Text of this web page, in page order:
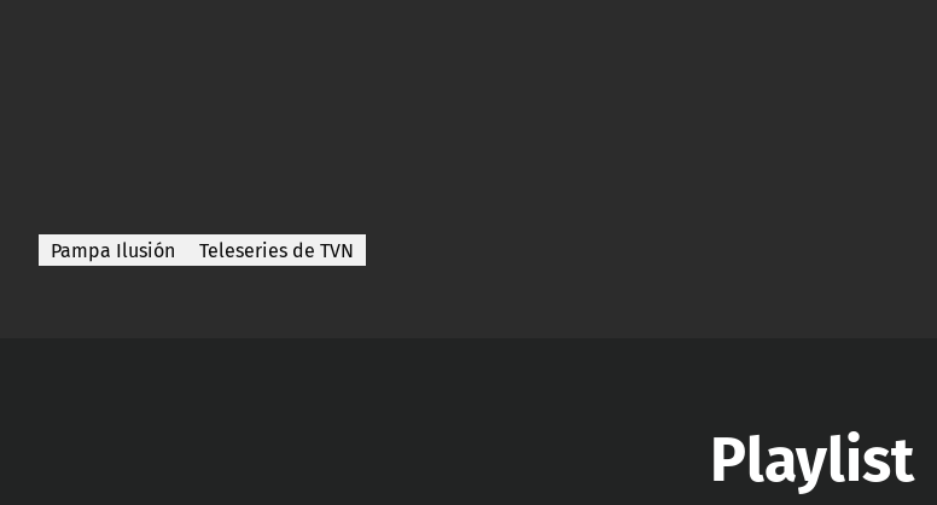
Pampa Ilusión Teleseries de TVN
Playlist